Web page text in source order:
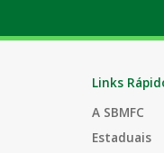
Links
A SBMFC
Estaduais